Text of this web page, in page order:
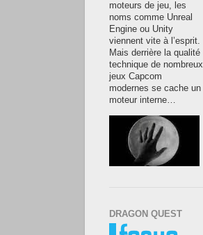
moteurs de jeu, les
noms comme Unreal
Engine ou Unity
viennent vite à l’esprit.
Mais derrière la qualité
technique de nombreux
jeux Capcom
modernes se cache un
moteur interne…
DRAGON QUEST